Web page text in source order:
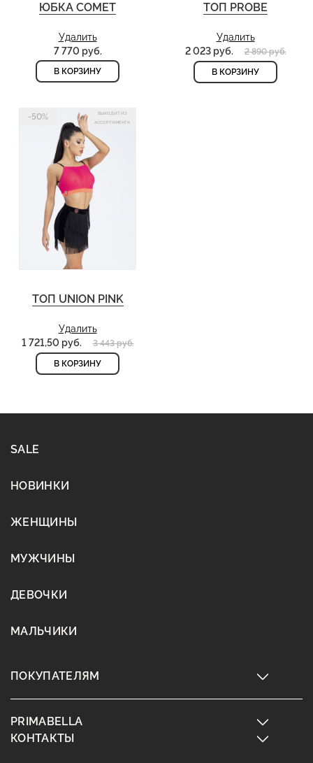
ЮБКА COMET
Удалить
7 770 руб.
В КОРЗИНУ
ТОП PROBE
Удалить
2 023 руб.
2 890 руб.
В КОРЗИНУ
ВЫХОДИТ ИЗ
АССОРТИМЕНТА
-50%
ТОП UNION PINK
Удалить
1 721,50 руб.
3 443 руб.
В КОРЗИНУ
SALE
НОВИНКИ
ЖЕНЩИНЫ
МУЖЧИНЫ
ДЕВОЧКИ
МАЛЬЧИКИ
ПОКУПАТЕЛЯМ
PRIMABELLA
КОНТАКТЫ